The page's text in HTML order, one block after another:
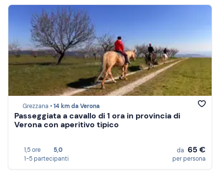
Grezzana •14 km da Verona
Passeggiata a cavallo di 1 ora in provincia di
Verona con aperitivo tipico
1,5 ore
5,0
1-5 partecipanti
da 65 €
per persona